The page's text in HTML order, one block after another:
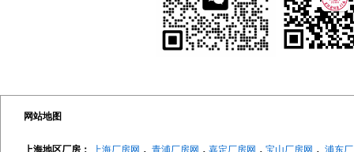
网站地图
上海地区厂房： 上海厂房网 ， 青浦厂房网 ， 嘉定厂房网 ， 宝山厂房网 ， 浦东